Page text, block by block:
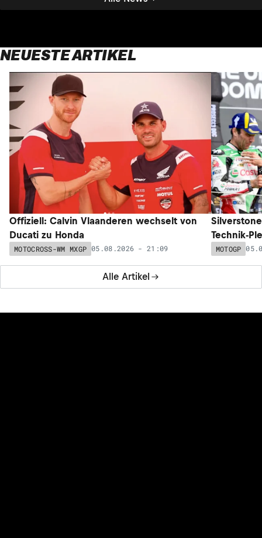
NEUESTE ARTIKEL
Alle Artikel
Offiziell: Calvin Vlaanderen wechselt von
Ducati zu Honda
MOTOCROSS-WM MXGP 05.08.2026 - 21:09
Technik-
MOTOGP